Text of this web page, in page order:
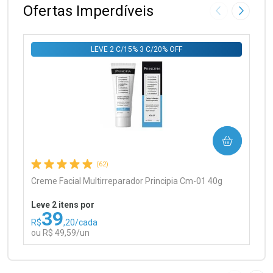
Ofertas Imperdíveis Imagem
(62)
Creme Facial Multirreparador Principia Cm-01 40g
LEVE 2 C/15% 3 C/20% OFF
Leve 2 itens por
R$39,20/cada
ou R$ 49,59/un
COMPRAR